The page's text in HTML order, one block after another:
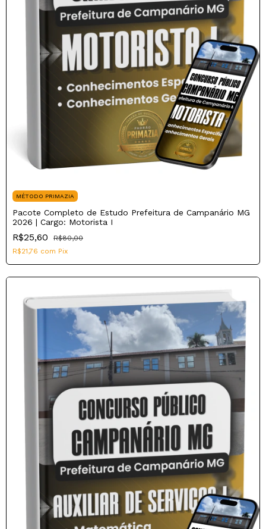
MÉTODO PRIMAZIA
Pacote Completo de Estudo Prefeitura de Campanário MG
2026 | Cargo: Motorista I
R$25,60
R$80,00
R$21,76 com Pix